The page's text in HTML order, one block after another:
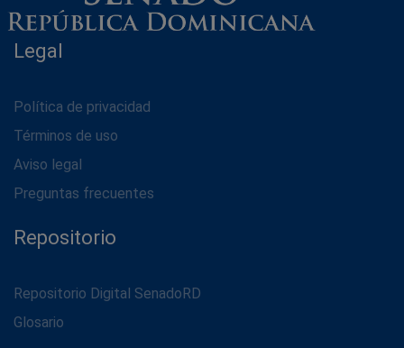
Legal
Política de privacidad
Términos de uso
Aviso legal
Preguntas frecuentes
Repositorio
Repositorio Digital SenadoRD
Glosario